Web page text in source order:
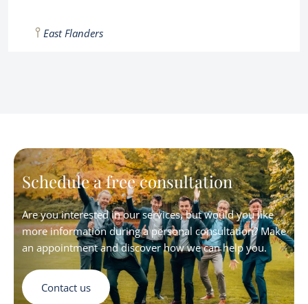
East Flanders
Schedule a free consultation
Are you interested in our services, but would you like
more information during a personal consultation? Make
an appointment and discover how we can help you.
Contact us